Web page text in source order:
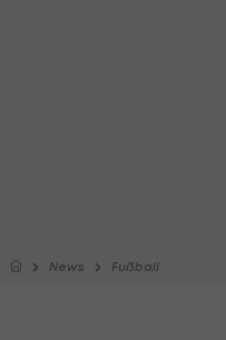
News Fußball